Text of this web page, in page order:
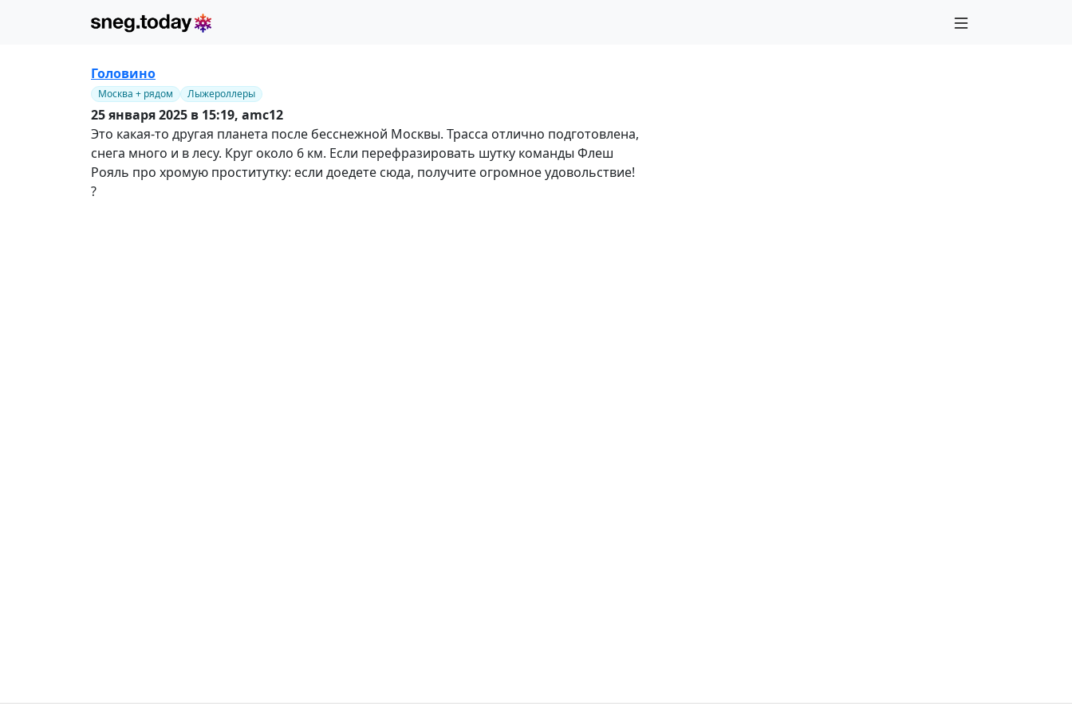
Головино
Москва + рядом Лыжероллеры
25 января 2025 в 15:19, amc12
Это какая-то другая планета после бесснежной Москвы. Трасса отлично подготовлена,
снега много и в лесу. Круг около 6 км. Если перефразировать шутку команды Флеш
Рояль про хромую проститутку: если доедете сюда, получите огромное удовольствие!
?